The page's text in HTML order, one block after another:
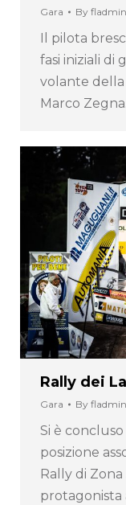
Gara By fladmin
Il pilota
fasi iniziali di
volante della
Marco Zegna.
Rally dei
Gara By fladmin
Si è
posizione
Rally di
protagonista